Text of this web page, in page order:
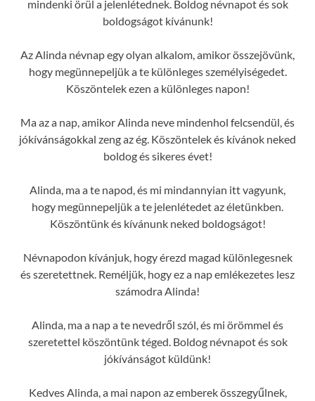
mindenki örül a jelenlétednek. Boldog névnapot és sok
boldogságot kívánunk!
Az Alinda névnap egy olyan alkalom, amikor összejövünk,
hogy megünnepeljük a te különleges személyiségedet.
Köszöntelek ezen a különleges napon!
Ma az a nap, amikor Alinda neve mindenhol felcsendül, és
jókívánságokkal zeng az ég. Köszöntelek és kívánok neked
boldog és sikeres évet!
Alinda, ma a te napod, és mi mindannyian itt vagyunk,
hogy megünnepeljük a te jelenlétedet az életünkben.
Köszöntünk és kívánunk neked boldogságot!
Névnapodon kívánjuk, hogy érezd magad különlegesnek
és szeretettnek. Reméljük, hogy ez a nap emlékezetes lesz
számodra Alinda!
Alinda, ma a nap a te nevedről szól, és mi örömmel és
szeretettel köszöntünk téged. Boldog névnapot és sok
jókívánságot küldünk!
Kedves Alinda, a mai napon az emberek összegyűlnek,